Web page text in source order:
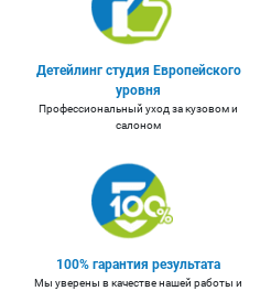
Детейлинг студия Европейского
уровня
Профессиональный уход за кузовом и
салоном
100% гарантия результата
Мы уверены в качестве нашей работы и